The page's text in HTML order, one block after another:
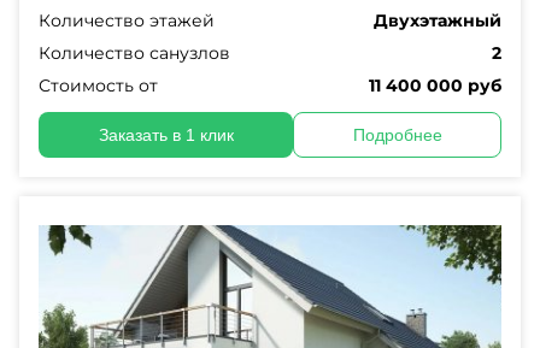
Количество этажей
Двухэтажный
Количество санузлов
2
Стоимость от
11 400 000 руб
Заказать в 1 клик Подробнее